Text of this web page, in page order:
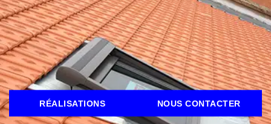
RÉALISATIONS NOUS CONTACTER